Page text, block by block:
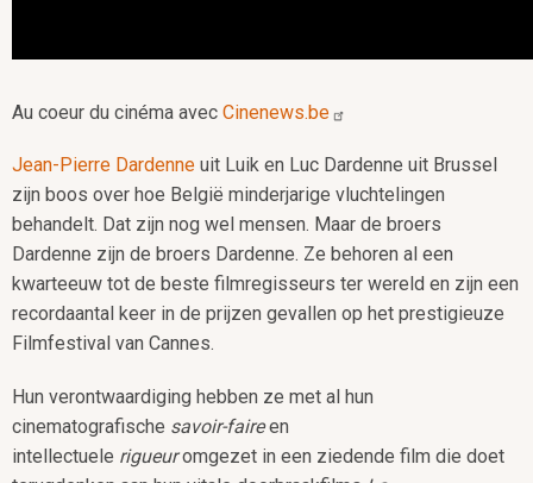
Au coeur du cinéma avec Cinenews.be
Jean-Pierre Dardenne uit Luik en Luc Dardenne uit Brussel
zijn boos over hoe België minderjarige vluchtelingen
behandelt. Dat zijn nog wel mensen. Maar de broers
Dardenne zijn de broers Dardenne. Ze behoren al een
kwarteeuw tot de beste filmregisseurs ter wereld en zijn een
recordaantal keer in de prijzen gevallen op het prestigieuze
Filmfestival van Cannes.
Hun verontwaardiging hebben ze met al hun
cinematografische savoir-faireen
intellectuele rigueuromgezet in een ziedende film die doet